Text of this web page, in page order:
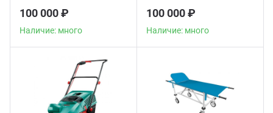
100 000 ₽
Наличие: много
100 000 ₽
Наличие: много